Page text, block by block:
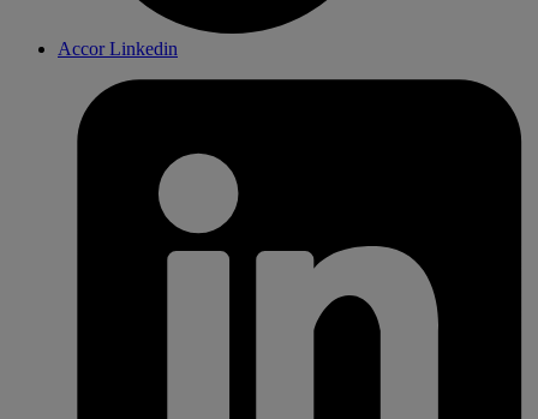
Accor Linkedin